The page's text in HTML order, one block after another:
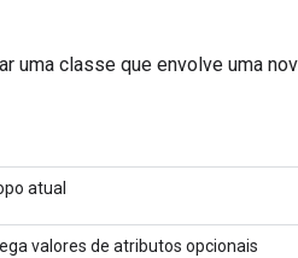
uma classe que envolve uma
atual
valores de atributos opcionais